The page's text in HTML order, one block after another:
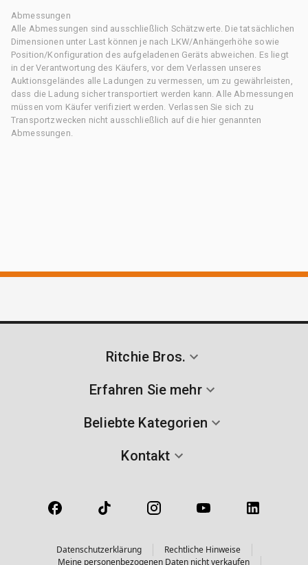
Abmessungen
Alle Abmessungen sind ausschließlich Schätzwerte. Die tatsächlichen
Dimensionen unter Last können je nach LKW/Anhängerhöhe sowie
Position/Konfiguration des aufgeladenen Geräts abweichen. Es liegt
in der Verantwortung des Käufers, vor dem Verlassen unseres
Auktionsgeländes alle Ladungen zu vermessen, um zu gewährleisten,
dass die Ladung sicher transportiert werden kann. Alle Abmessungen
müssen vom Käufer verifiziert werden. Verlassen Sie sich zu
Transportzwecken nicht ausschließlich auf die hier genannten
Abmessungen.
Ritchie Bros.
Erfahren Sie mehr
Beliebte Kategorien
Kontakt
Datenschutzerklärung
Rechtliche Hinweise
Meine personenbezogenen Daten nicht verkaufen